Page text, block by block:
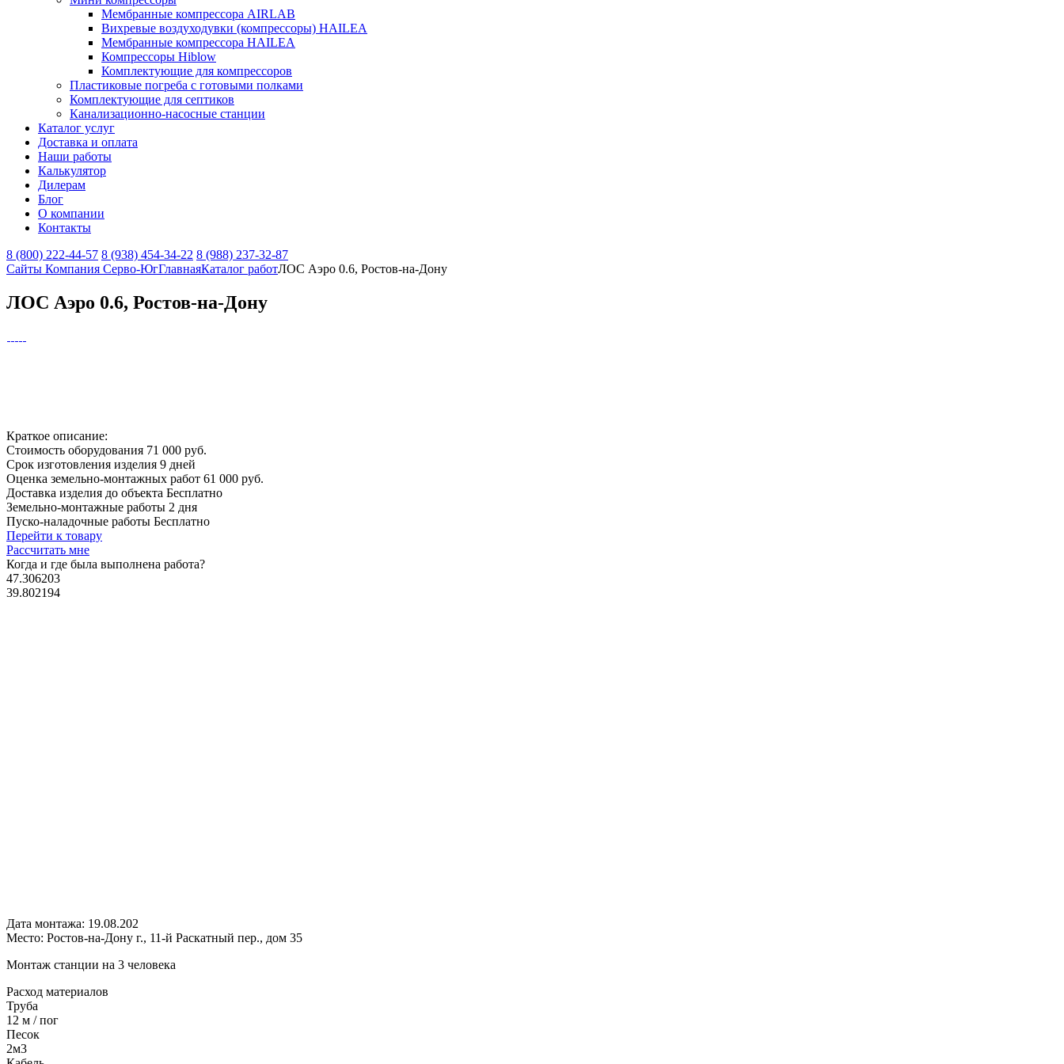
Мембранные компрессора AIRLAB
Вихревые воздуходувки (компрессоры) HAILEA
Мембранные компрессора HAILEA
Компрессоры Hiblow
Комплектующие для компрессоров
Пластиковые погреба с готовыми полками
Комплектующие для септиков
Канализационно-насосные станции
Каталог услуг
Доставка и оплата
Наши работы
Калькулятор
Дилерам
Блог
О компании
Контакты
8 (800) 222-44-57 8 (938) 454-34-22 8 (988) 237-32-87
Сайты Компания Серво-ЮгГлавнаяКаталог работЛОС Аэро 0.6, Ростов-на-Дону
ЛОС Аэро 0.6, Ростов-на-Дону
Краткое описание:
Стоимость оборудования 71 000 руб.
Срок изготовления изделия 9 дней
Оценка земельно-монтажных работ 61 000 руб.
Доставка изделия до объекта Бесплатно
Земельно-монтажные работы 2 дня
Пуско-наладочные работы Бесплатно
Перейти к товару
Рассчитать мне
Когда и где была выполнена работа?
47.306203
39.802194
Дата монтажа: 19.08.202
Место: Ростов-на-Дону г., 11-й Раскатный пер., дом 35
Монтаж станции на 3 человека
Расход материалов
Труба
12 м / пог
Песок
2м3